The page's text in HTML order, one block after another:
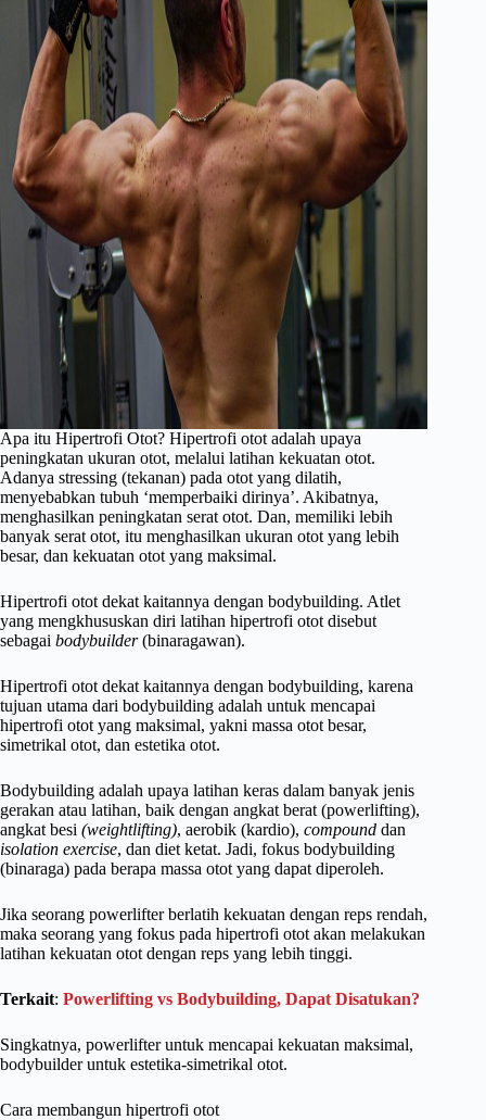
Apa itu Hipertrofi Otot? Hipertrofi otot adalah upaya
peningkatan ukuran otot, melalui latihan kekuatan otot.
Adanya stressing (tekanan) pada otot yang dilatih,
menyebabkan tubuh ‘memperbaiki dirinya’. Akibatnya,
menghasilkan peningkatan serat otot. Dan, memiliki lebih
banyak serat otot, itu menghasilkan ukuran otot yang lebih
besar, dan kekuatan otot yang maksimal.
Hipertrofi otot dekat kaitannya dengan bodybuilding. Atlet
yang mengkhususkan diri latihan hipertrofi otot disebut
sebagai bodybuilder(binaragawan).
Hipertrofi otot dekat kaitannya dengan bodybuilding, karena
tujuan utama dari bodybuilding adalah untuk mencapai
hipertrofi otot yang maksimal, yakni massa otot besar,
simetrikal otot, dan estetika otot.
Bodybuilding adalah upaya latihan keras dalam banyak jenis
gerakan atau latihan, baik dengan angkat berat (powerlifting),
angkat besi (weightlifting), aerobik (kardio), compound dan
isolation exercise, dan diet ketat. Jadi, fokus bodybuilding
(binaraga) pada berapa massa otot yang dapat diperoleh.
Jika seorang powerlifter berlatih kekuatan dengan reps rendah,
maka seorang yang fokus pada hipertrofi otot akan melakukan
latihan kekuatan otot dengan reps yang lebih tinggi.
Terkait: Powerlifting vs Bodybuilding, Dapat Disatukan?
Singkatnya, powerlifter untuk mencapai kekuatan maksimal,
bodybuilder untuk estetika-simetrikal otot.
Cara membangun hipertrofi otot